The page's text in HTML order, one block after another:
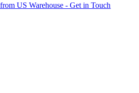
US Warehouse - Get in Touch